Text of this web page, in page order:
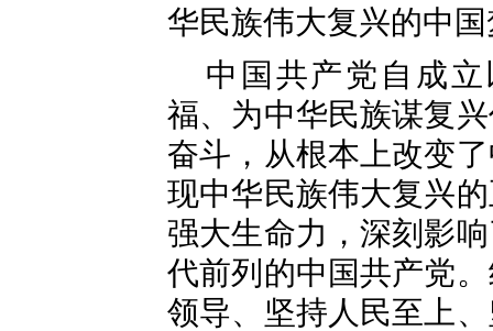
华民族伟大复兴的中
中国共产党自成
福、为中华民族谋复
奋斗，从根本上改变
现中华民族伟大复兴
强大生命力，深刻影
代前列的中国共产党
领导、坚持人民至上